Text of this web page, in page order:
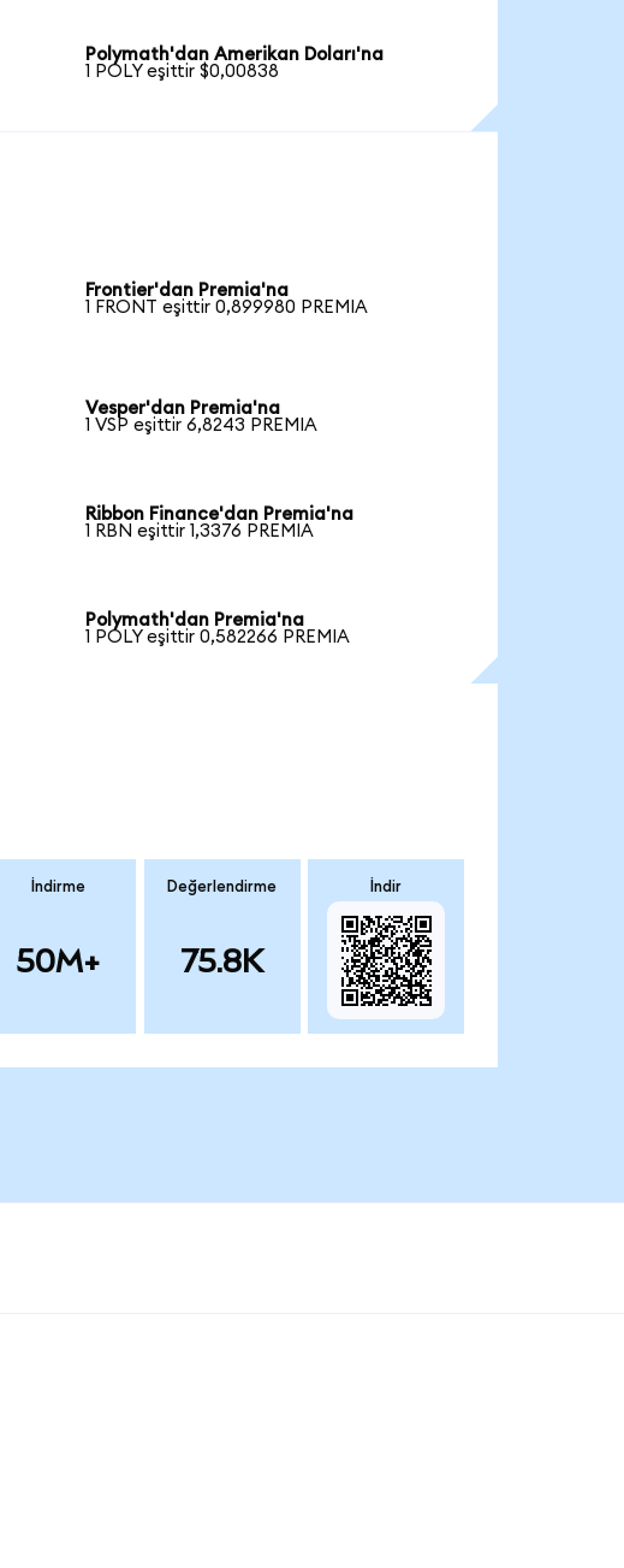
Polymath'dan Amerikan Doları'na
1 POLY eşittir $0,00838
Frontier'dan Premia'na
1 FRONT eşittir 0,899980 PREMIA
Vesper'dan Premia'na
1 VSP eşittir 6,8243 PREMIA
Ribbon Finance'dan Premia'na
1 RBN eşittir 1,3376 PREMIA
Polymath'dan Premia'na
1 POLY eşittir 0,582266 PREMIA
İndirme
50M+
Değerlendirme
75.8K
İndir